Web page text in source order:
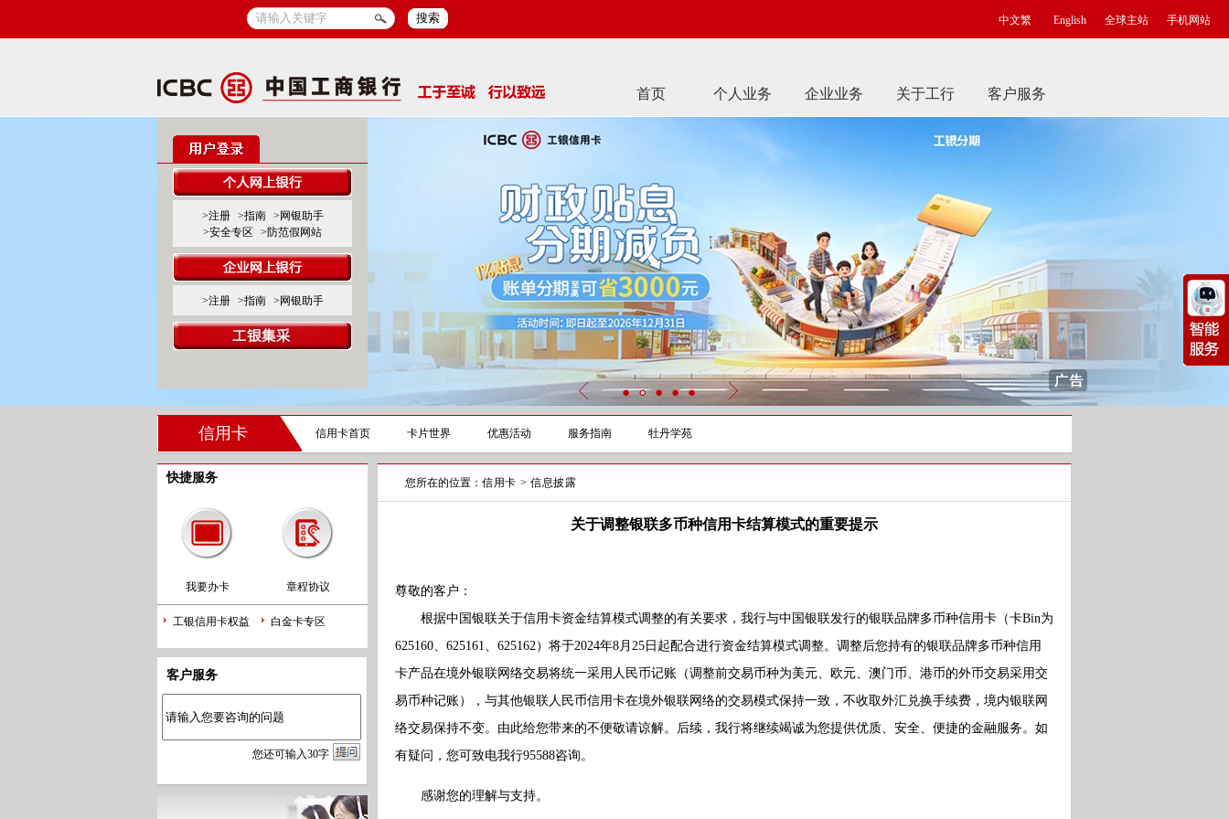
搜索 中文繁 English 全球主站 手机网站
首页 个人业务 企业业务 关于工行 客户服务
>注册 >指南
>网银助手
>安全专区
>防范假网站
>注册 >指南 >网银助手
信用卡 信用卡首页 卡片世界 优惠活动 服务指南 牡丹学苑
快捷服务
我要办卡 章程协议
工银信用卡权益 白金卡专区
客户服务
您还可输入30字
您所在的位置： 信用卡 > 信息披露
关于调整银联多币种信用卡结算模式的重要提示
尊敬的客户：
根据中国银联关于信用卡资金结算模式调整的有关要求，我行与中国银联发行的银联品牌多币种信用卡（卡Bin为
625160、625161、625162）将于2024年8月25日起配合进行资金结算模式调整。调整后您持有的银联品牌多币种信用
卡产品在境外银联网络交易将统一采用人民币记账（调整前交易币种为美元、欧元、澳门币、港币的外币交易采用交
易币种记账），与其他银联人民币信用卡在境外银联网络的交易模式保持一致，不收取外汇兑换手续费，境内银联网
络交易保持不变。由此给您带来的不便敬请谅解。后续，我行将继续竭诚为您提供优质、安全、便捷的金融服务。如
有疑问，您可致电我行95588咨询。
感谢您的理解与支持。